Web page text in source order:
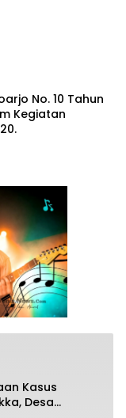
No. 10 Tahun
Kegiatan
Kasus
Desa